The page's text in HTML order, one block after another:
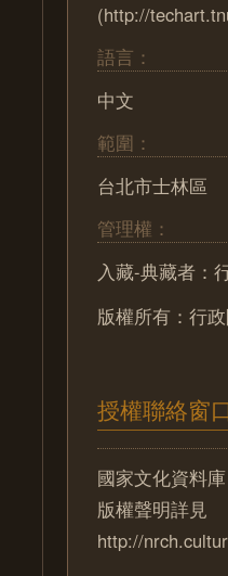
(http://
語言：
中文
範圍：
台北市士林區
管理權：
入藏-典藏者：
版權所有：行
授權聯絡窗
國家文化資料庫
版權聲明詳見
http://